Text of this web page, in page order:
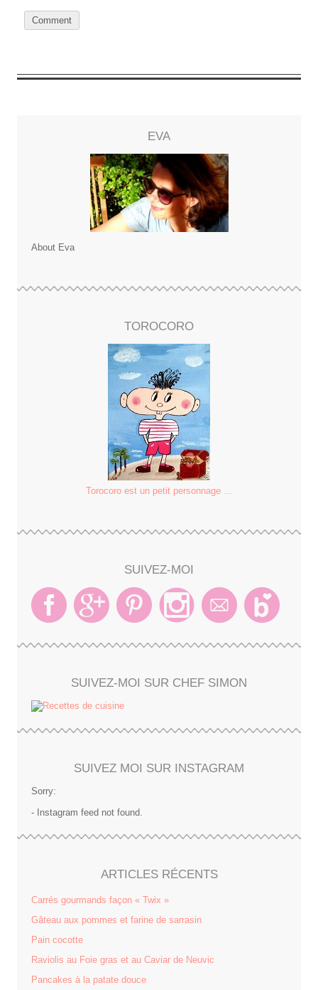
EVA
About Eva
TOROCORO
Torocoro est un petit personnage ...
SUIVEZ-MOI
SUIVEZ-MOI SUR CHEF SIMON
SUIVEZ MOI SUR INSTAGRAM
Sorry:
- Instagram feed not found.
ARTICLES RÉCENTS
Carrés gourmands façon « Twix »
Gâteau aux pommes et farine de sarrasin
Pain cocotte
Raviolis au Foie gras et au Caviar de Neuvic
Pancakes à la patate douce